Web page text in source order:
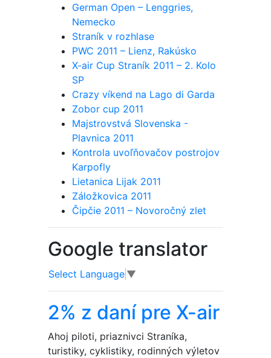
German Open – Lenggries,
Nemecko
Straník v rozhlase
PWC 2011 – Lienz, Rakúsko
X-air Cup Straník 2011 – 2. Kolo
SP
Crazy víkend na Lago di Garda
Zobor cup 2011
Majstrovstvá Slovenska -
Plavnica 2011
Kontrola uvoľňovačov postrojov
Karpofly
Lietanica Lijak 2011
Záložkovica 2011
Čipčie 2011 – Novoročný zlet
Google translator
Select Language ▼
2% z daní pre X-air
Ahoj piloti, priaznivci Straníka,
turistiky, cyklistiky, rodinných výletov